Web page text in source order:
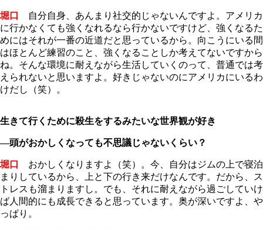
堀口
自分自身、あんまり社交的じゃないんですよ。アメリカ
に行かなくても強くなれるなら行かないですけど、強くなるた
めにはそれが一番の近道だと思っているから。向こうにいる間
はほとんど練習のこと、強くなることしか考えてないですから
ね。そんな環境に耐えながら生活していくのって、普通では考
えられないと思いますよ。好きじゃないのにアメリカにいるわ
けだし（笑）。
生きて行くために殺生をするみたいな世界観が好き
―頭がおかしくなっても不思議じゃないくらい？
堀口
おかしくなりますよ（笑）。今、自分はジムの上で寝泊
まりしているから、上と下の行き来だけなんです。だから、ス
トレスも溜まりますし。でも、それに耐えながら過ごしていけ
ば人間的にも成長できると思っています。奥が深いですよ、や
っぱり。